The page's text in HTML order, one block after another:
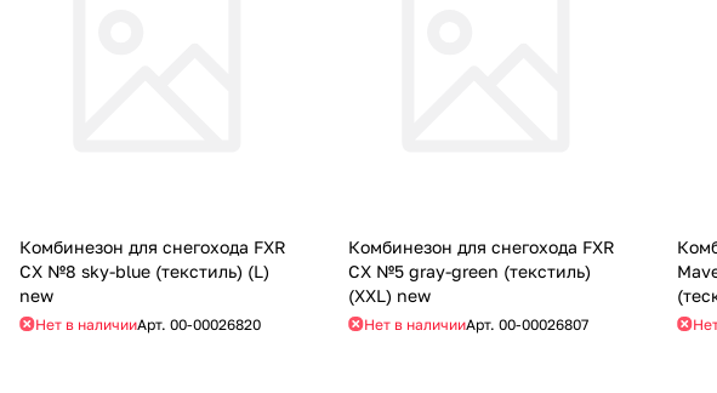
Комбинезон для снегохода FXR
CX №8 sky-blue (текстиль) (L)
new
Нет в наличииАрт. 00-00026820
Комбинезон для снегохода FXR
CX №5 gray-green (текстиль)
(XXL) new
Нет в наличииАрт.00-00026807